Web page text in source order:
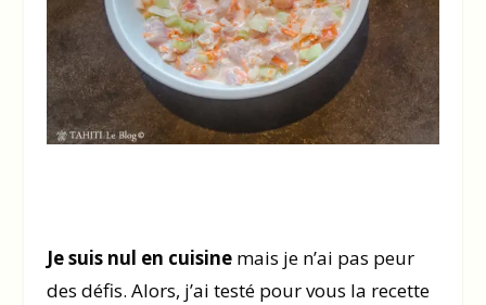
Je suis nul en cuisinemais je n’ai pas peur
des défis. Alors, j’ai testé pour vous la recette